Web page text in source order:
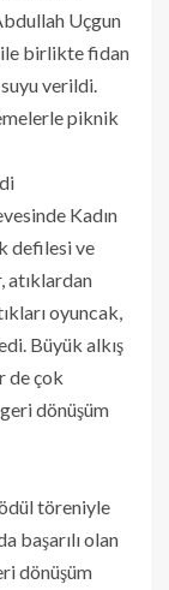
Uçgun
ile birlikte fidan
verildi.
piknik
Kadın
defilesi ve
atıklardan
oyuncak,
Büyük alkış
de çok
dönüşüm
töreniyle
başarılı olan
dönüşüm